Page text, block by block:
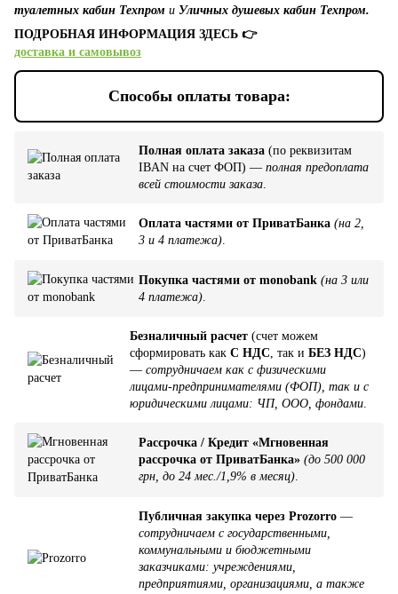
туалетных кабин Техпром и Уличных душевых кабин Техпром.
ПОДРОБНАЯ ИНФОРМАЦИЯ ЗДЕСЬ 👉
доставка и самовывоз
Способы оплаты товара:
Полная оплата заказа (по реквизитам
IBAN на счет ФОП) — полная предоплата
всей стоимости заказа
Оплата частями от ПриватБанка (на 2,
3 и 4 платежа)
Покупка частями от monobank (на 3 или
4 платежа)
Безналичный расчет (счет можем
сформировать как С НДС , так и БЕЗ НДС)
— сотрудничаем как с физическими
лицами-предпринимателями (ФОП), так и с
юридическими лицами: ЧП, ООО, фондами
Рассрочка / Кредит «Мгновенная
рассрочка от ПриватБанка» (до 500 000
грн, до 24 мес./1,9% в месяц).
Публичная закупка через Prozorro —
сотрудничаем с государственными,
коммунальными и бюджетными
заказчиками: учреждениями,
предприятиями, организациями, а также